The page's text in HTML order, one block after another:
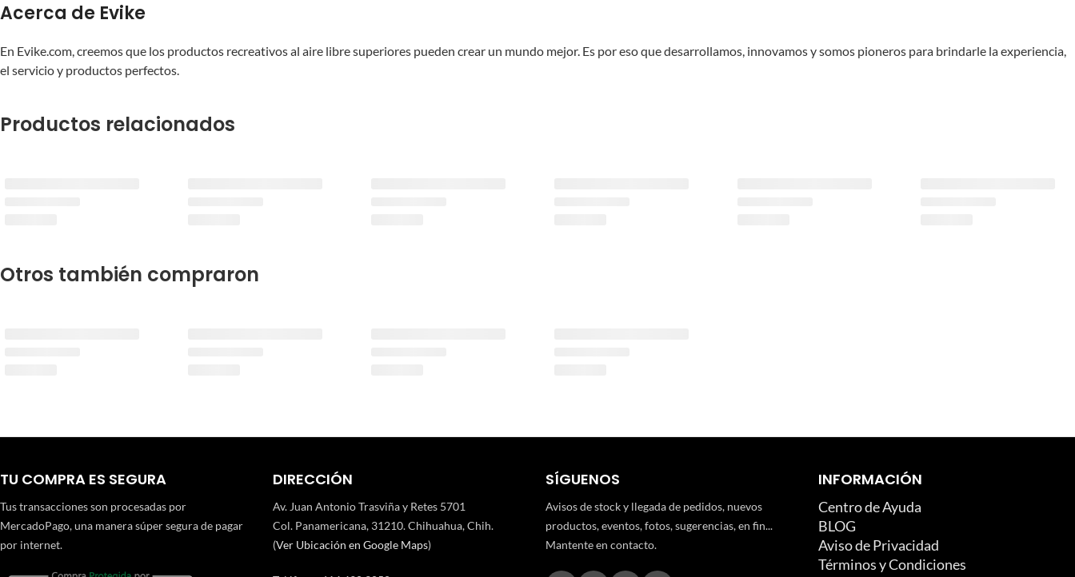
Acerca de Evike
En Evike.com, creemos que los productos recreativos al aire libre superiores pueden crear un mundo mejor. Es por eso que desarrollamos, innovamos y somos pioneros para brindarle la experiencia,
el servicio y productos perfectos.
Productos relacionados
Otros también compraron
TU COMPRA ES SEGURA
Tus transacciones son procesadas por
MercadoPago, una manera súper segura de pagar
por internet.
DIRECCIÓN
Av. Juan Antonio Trasviña y Retes 5701
Col. Panamericana, 31210. Chihuahua, Chih.
(Ver Ubicación en Google Maps)
SÍGUENOS
Avisos de stock y llegada de pedidos, nuevos
productos, eventos, fotos, sugerencias, en fin...
Mantente en contacto.
INFORMACIÓN
Centro de Ayuda
BLOG
Aviso de Privacidad
Términos y Condiciones